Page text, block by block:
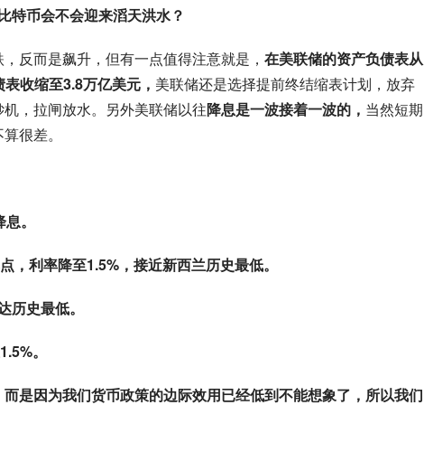
特币会不会迎来滔天洪水？
反而是飙升，但有一点值得注意就是， 在美联储的资产负债表从
收缩至3.8万亿美元， 美联储还是选择提前终结缩表计划，放弃
，拉闸放水。另外美联储以往降息是一波接着一波的， 当然短期
很差。
。
利率降至1.5%，接近新西兰历史最低。
史最低。
。
是因为我们货币政策的边际效用已经低到不能想象了，所以我们